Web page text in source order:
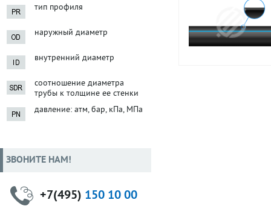
тип профиля
наружный диаметр
внутренний диаметр
соотношение диаметра
трубы к толщине ее стенки
давление: атм, бар, кПа, МПа
ЗВОНИТЕ НАМ!
+7(495) 150 10 00